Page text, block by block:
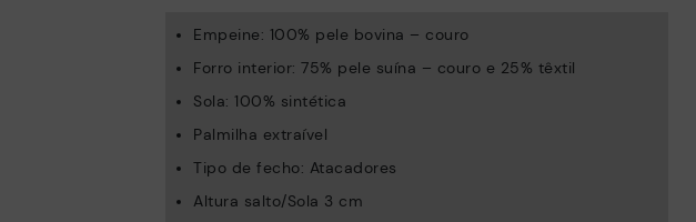
Empeine: 100% pele bovina – couro
Forro interior: 75% pele suína – couro e 25% têxtil
Sola: 100% sintética
Palmilha extraível
Tipo de fecho: Atacadores
Altura salto/Sola 3 cm